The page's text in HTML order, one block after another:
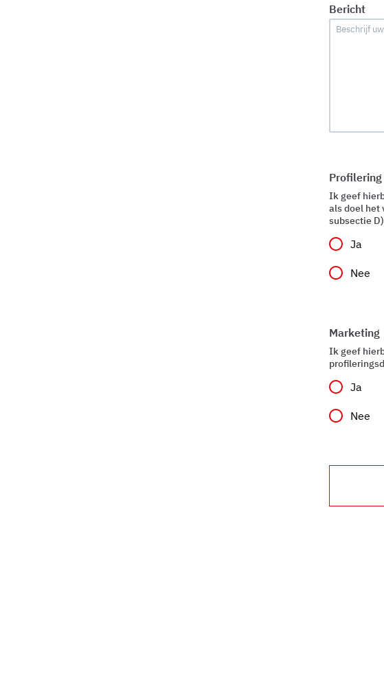
Bericht
Profilering
Ik geef
als doel het
subsectie
Ja
Nee
Marketing
Ik geef
Ja
Nee